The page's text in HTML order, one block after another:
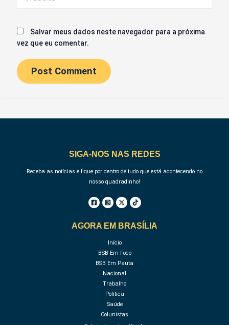
Salvar meus dados neste navegador para a próxima
vez que eu comentar.
SIGA-NOS NAS REDES
Receba as notícias e fique por dentro de tudo que está acontecendo no
nosso quadradinho!
AGORA EM BRASÍLIA
Início
BSB Em Foco
BSB Em Pauta
Nacional
Trabalho
Política
Saúde
Colunistas